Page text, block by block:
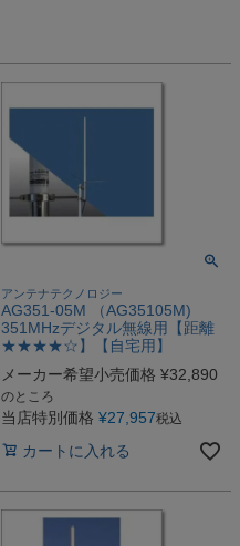
アンテナテクノロジー
AG351-05M （AG35105M)
351MHzデジタル無線用【距離
★★★★☆】【自宅用】
メーカー希望小売価格 ¥32,890
のところ
当店特別価格 ¥27,957税込
カートに入れる